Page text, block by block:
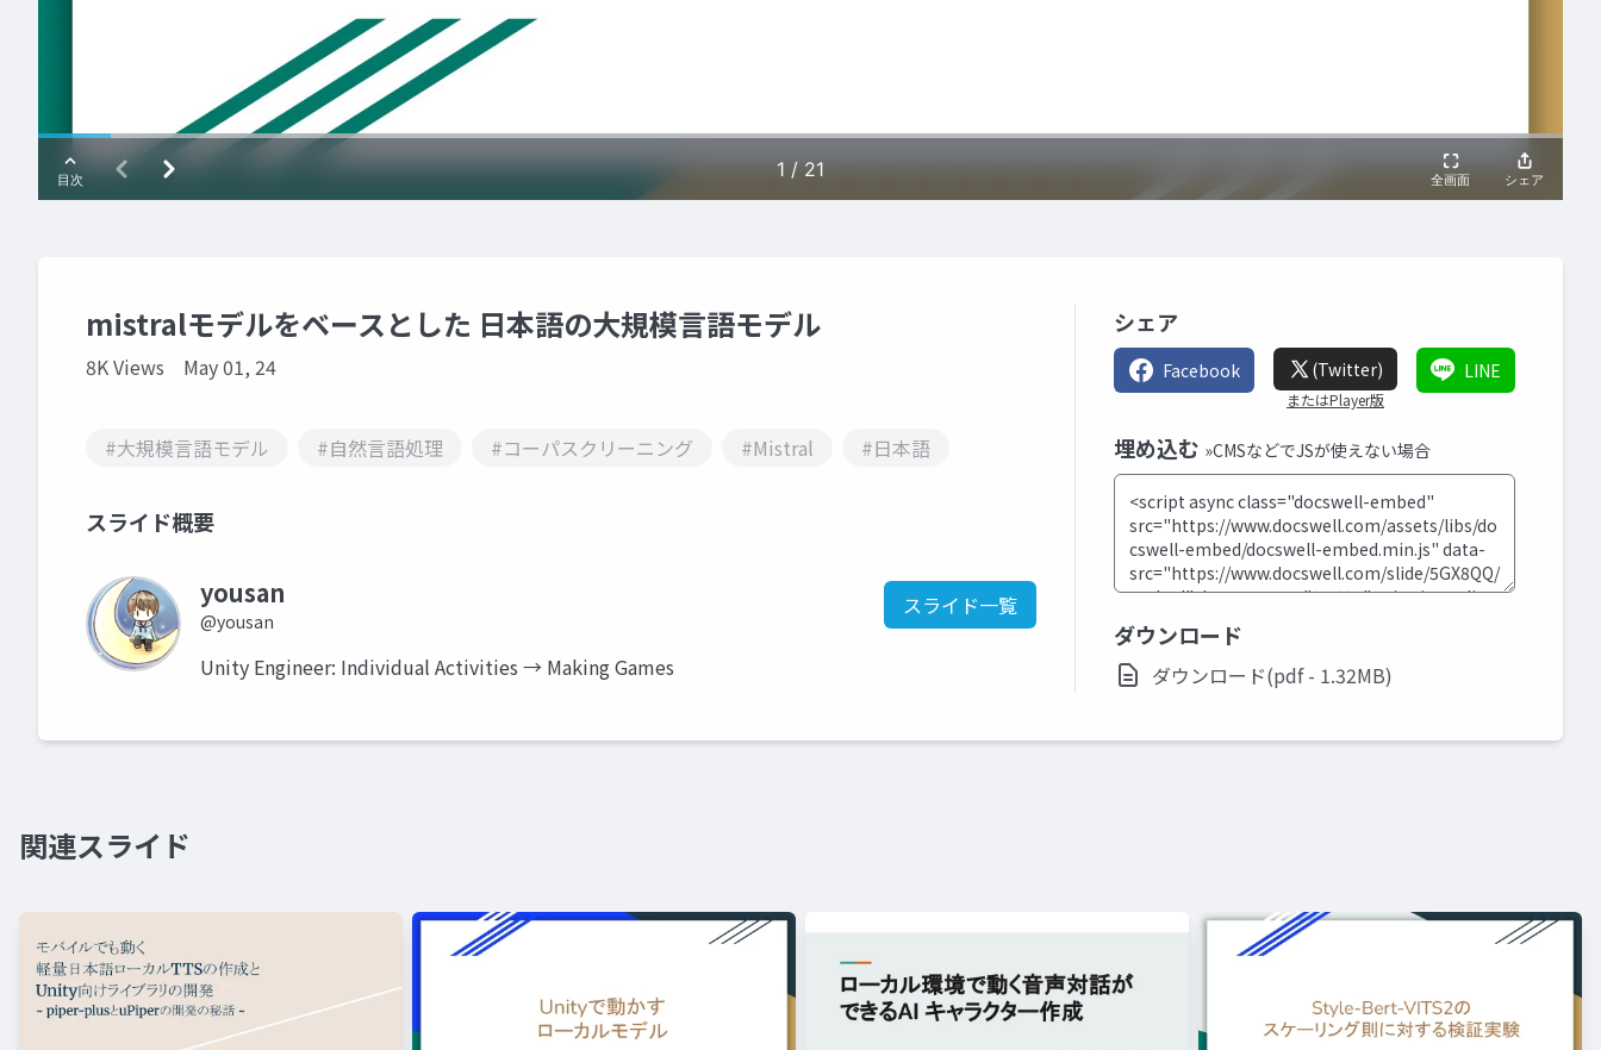
mistralモデルをベースとした 日本語の大規模言語モデル
8K Views May 01, 24
#大規模言語モデル #自然言語処理 #コーパスクリーニング #Mistral #日本語
スライド概要
yousan
@yousan
スライド一覧
Unity Engineer: Individual Activities → Making Games
シェア
Facebook (Twitter)
またはPlayer版
LINE
埋め込む »CMSなどでJSが使えない場合
ダウンロード
ダウンロード(pdf - 1.32MB)
関連スライド